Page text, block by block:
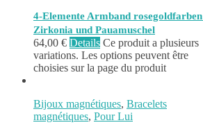
4-Elemente Armband
Zirkonia und Pauamuschel
64,00 € Details Ce produit a plusieurs
variations. Les options peuvent être
choisies sur la page du produit
Bijoux magnétiques, Bracelets
magnétiques, Pour Lui